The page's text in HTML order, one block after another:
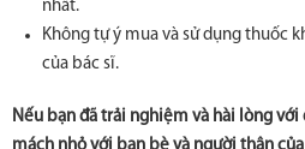
nhất.
Không tự ý mua và sử dụng thuốc
của bác sĩ.
Nếu bạn đã trải nghiệm và hài lòng